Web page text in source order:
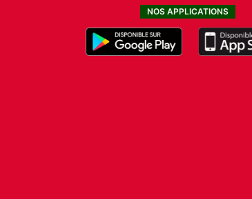
NOS APPLICATIONS